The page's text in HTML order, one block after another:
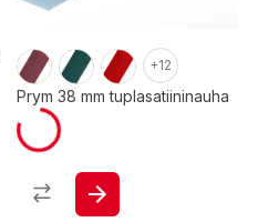
+12
Prym 38 mm tuplasatiininauha